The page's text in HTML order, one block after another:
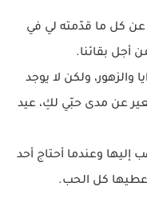
عن كل ما قدّمته لي في
أجل بقائنا.
والزهور، ولكن لا يوجد
عن مدى حبّي لكِ، عيد
إليها وعندما أحتاج أحد
كل الحب.